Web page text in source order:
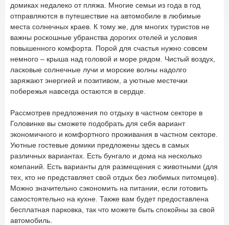
домиках недалеко от пляжа. Многие семьи из года в год
отправляются в путешествие на автомобиле в любимые
места солнечных краев. К тому же, для многих туристов не
важны роскошные убранства дорогих отелей и условия
повышенного комфорта. Порой для счастья нужно совсем
немного – крыша над головой и море рядом. Чистый воздух,
ласковые солнечные лучи и морские волны надолго
заряжают энергией и позитивом, а уютные местечки
побережья навсегда остаются в сердце.
Рассмотрев предложения по отдыху в частном секторе в
Головинке вы сможете подобрать для себя вариант
экономичного и комфортного проживания в частном секторе.
Уютные гостевые домики предложены здесь в самых
различных вариантах. Есть бунгало и дома на несколько
компаний. Есть варианты для размещения с животными (для
тех, кто не представляет свой отдых без любимых питомцев).
Можно значительно сэкономить на питании, если готовить
самостоятельно на кухне. Также вам будет предоставлена
бесплатная парковка, так что можете быть спокойны за свой
автомобиль.